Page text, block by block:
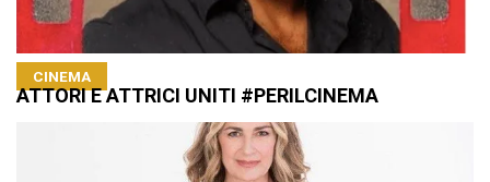
CINEMA
ATTORI E ATTRICI UNITI #PERILCINEMA